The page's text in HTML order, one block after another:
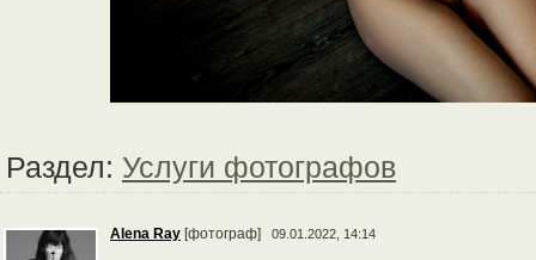
Раздел: Услуги фотографов
Alena Ray [фотограф] 09.01.2022, 14:14